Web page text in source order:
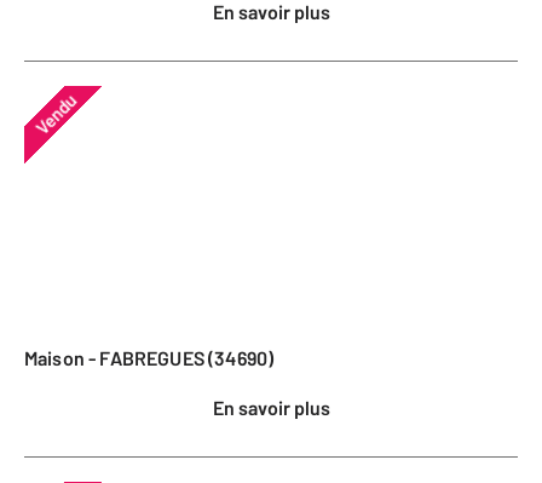
En savoir plus
Vendu
Maison - FABREGUES (34690)
En savoir plus